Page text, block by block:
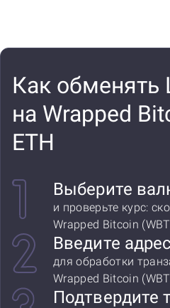
Как обменять
на Wrapped
ETH
Выберите
и проверьте курс:
Wrapped Bitcoin
Введите
для обработки
Wrapped Bitcoin
Подтвердите